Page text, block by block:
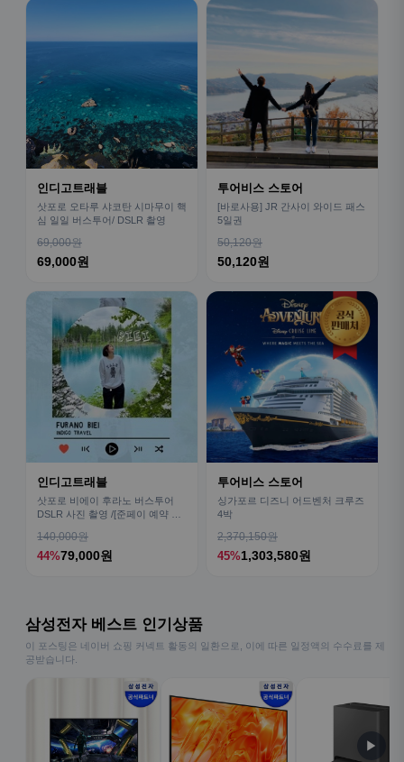
인디고트래블
삿포로 오타루 샤코탄 시마무이 핵
심 일일 버스투어/ DSLR 촬영
69,000원
69,000원
투어비스 스토어
[바로사용] JR 간사이 와이드 패스
5일권
50,120원
50,120원
인디고트래블
삿포로 비에이 후라노 버스투어
DSLR 사진 촬영 /[준페이 예약 식
140,000원
44%79,000원
투어비스 스토어
싱가포르 디즈니 어드벤처 크루즈
4박
2,370,150원
45%1,303,580원
삼성전자 베스트 인기상품
이 포스팅은 네이버 쇼핑 커넥트 활동의 일환으로, 이에 따른 일정액의 수수료를 제
공받습니다.
▶